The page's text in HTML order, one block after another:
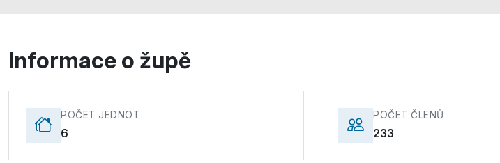
Informace o župě
POČET JEDNOT
6
POČET ČLENŮ
233